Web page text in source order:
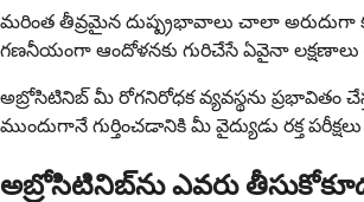
మరింత తీవ్రమైన దుష్ప్రభావాలు చాలా అరుదుగా
గణనీయంగా ఆందోళనకు గురిచేసే ఏవైనా
అబ్రోసిటినిబ్ మీ రోగనిరోధక వ్యవస్థను ప్రభావితం
ముందుగానే గుర్తించడానికి మీ వైద్యుడు రక్త
అబ్రోసిటినిబ్‌ను ఎవరు